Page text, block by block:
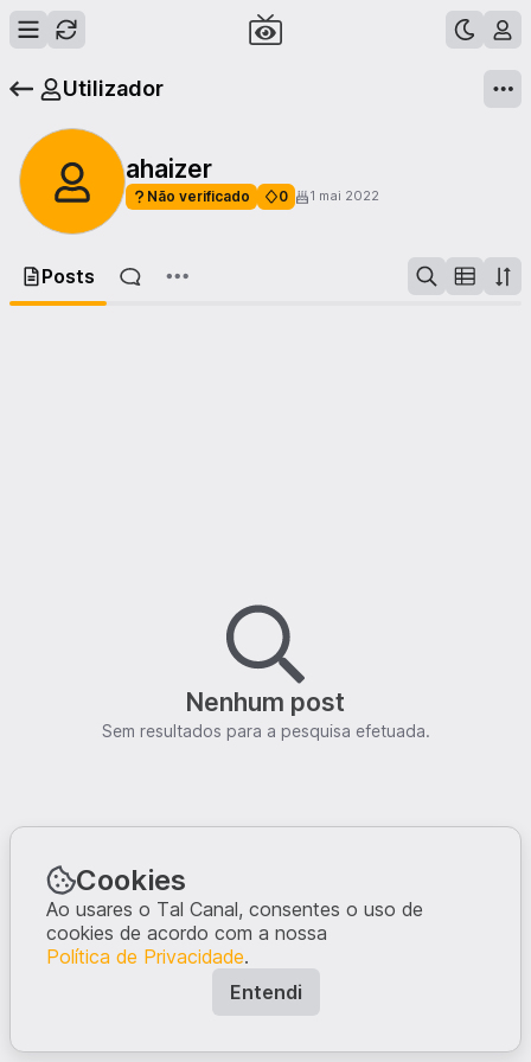
Utilizador
ahaizer
Não verificado 0 1 mai 2022
Posts
Nenhum post
Sem resultados para a pesquisa efetuada.
Cookies
Ao usares o Tal Canal, consentes o uso de
cookies de acordo com a nossa
Política de Privacidade.
Entendi